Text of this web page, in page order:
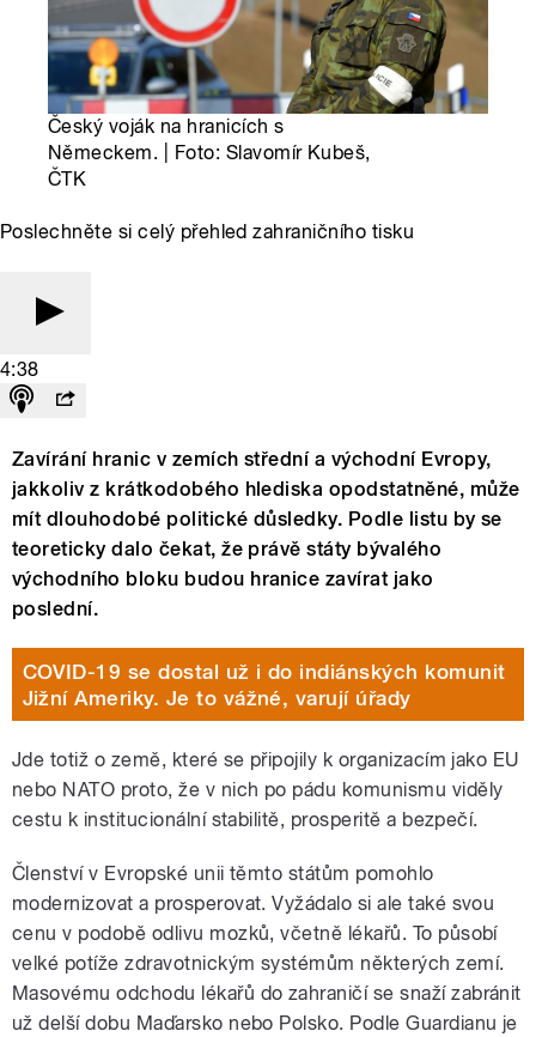
Český voják na hranicích s
Německem. | Foto: Slavomír Kubeš,
ČTK
Poslechněte si celý přehled zahraničního tisku
4:38
Zavírání hranic v zemích střední a východní Evropy,
jakkoliv z krátkodobého hlediska opodstatněné, může
mít dlouhodobé politické důsledky. Podle listu by se
teoreticky dalo čekat, že právě státy bývalého
východního bloku budou hranice zavírat jako
poslední.
COVID-19 se dostal už i do indiánských komunit
Jižní Ameriky. Je to vážné, varují úřady
Jde totiž o země, které se připojily k organizacím jako EU
nebo NATO proto, že v nich po pádu komunismu viděly
cestu k institucionální stabilitě, prosperitě a bezpečí.
Členství v Evropské unii těmto státům pomohlo
modernizovat a prosperovat. Vyžádalo si ale také svou
cenu v podobě odlivu mozků, včetně lékařů. To působí
velké potíže zdravotnickým systémům některých zemí.
Masovému odchodu lékařů do zahraničí se snaží zabránit
už delší dobu Maďarsko nebo Polsko. Podle Guardianu je